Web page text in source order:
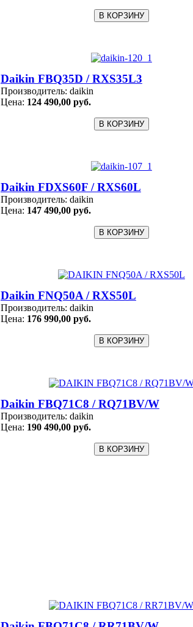
Daikin FBQ35D / RXS35L3
Производитель: daikin
Цена: 124 490,00 руб.
Daikin FDXS60F / RXS60L
Производитель: daikin
Цена: 147 490,00 руб.
Daikin FNQ50A / RXS50L
Производитель: daikin
Цена: 176 990,00 руб.
Daikin FBQ71C8 / RQ71BV/W
Производитель: daikin
Цена: 190 490,00 руб.